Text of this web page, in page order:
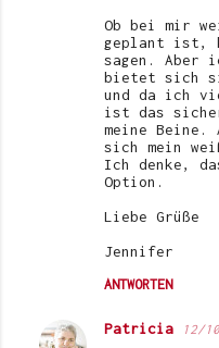
Ob bei mir
geplant ist,
sagen. Aber
bietet sich
und da ich
ist das
meine Beine.
sich mein
Ich denke,
Option.
Liebe Grüße
Jennifer
ANTWORTEN
Patricia 12/